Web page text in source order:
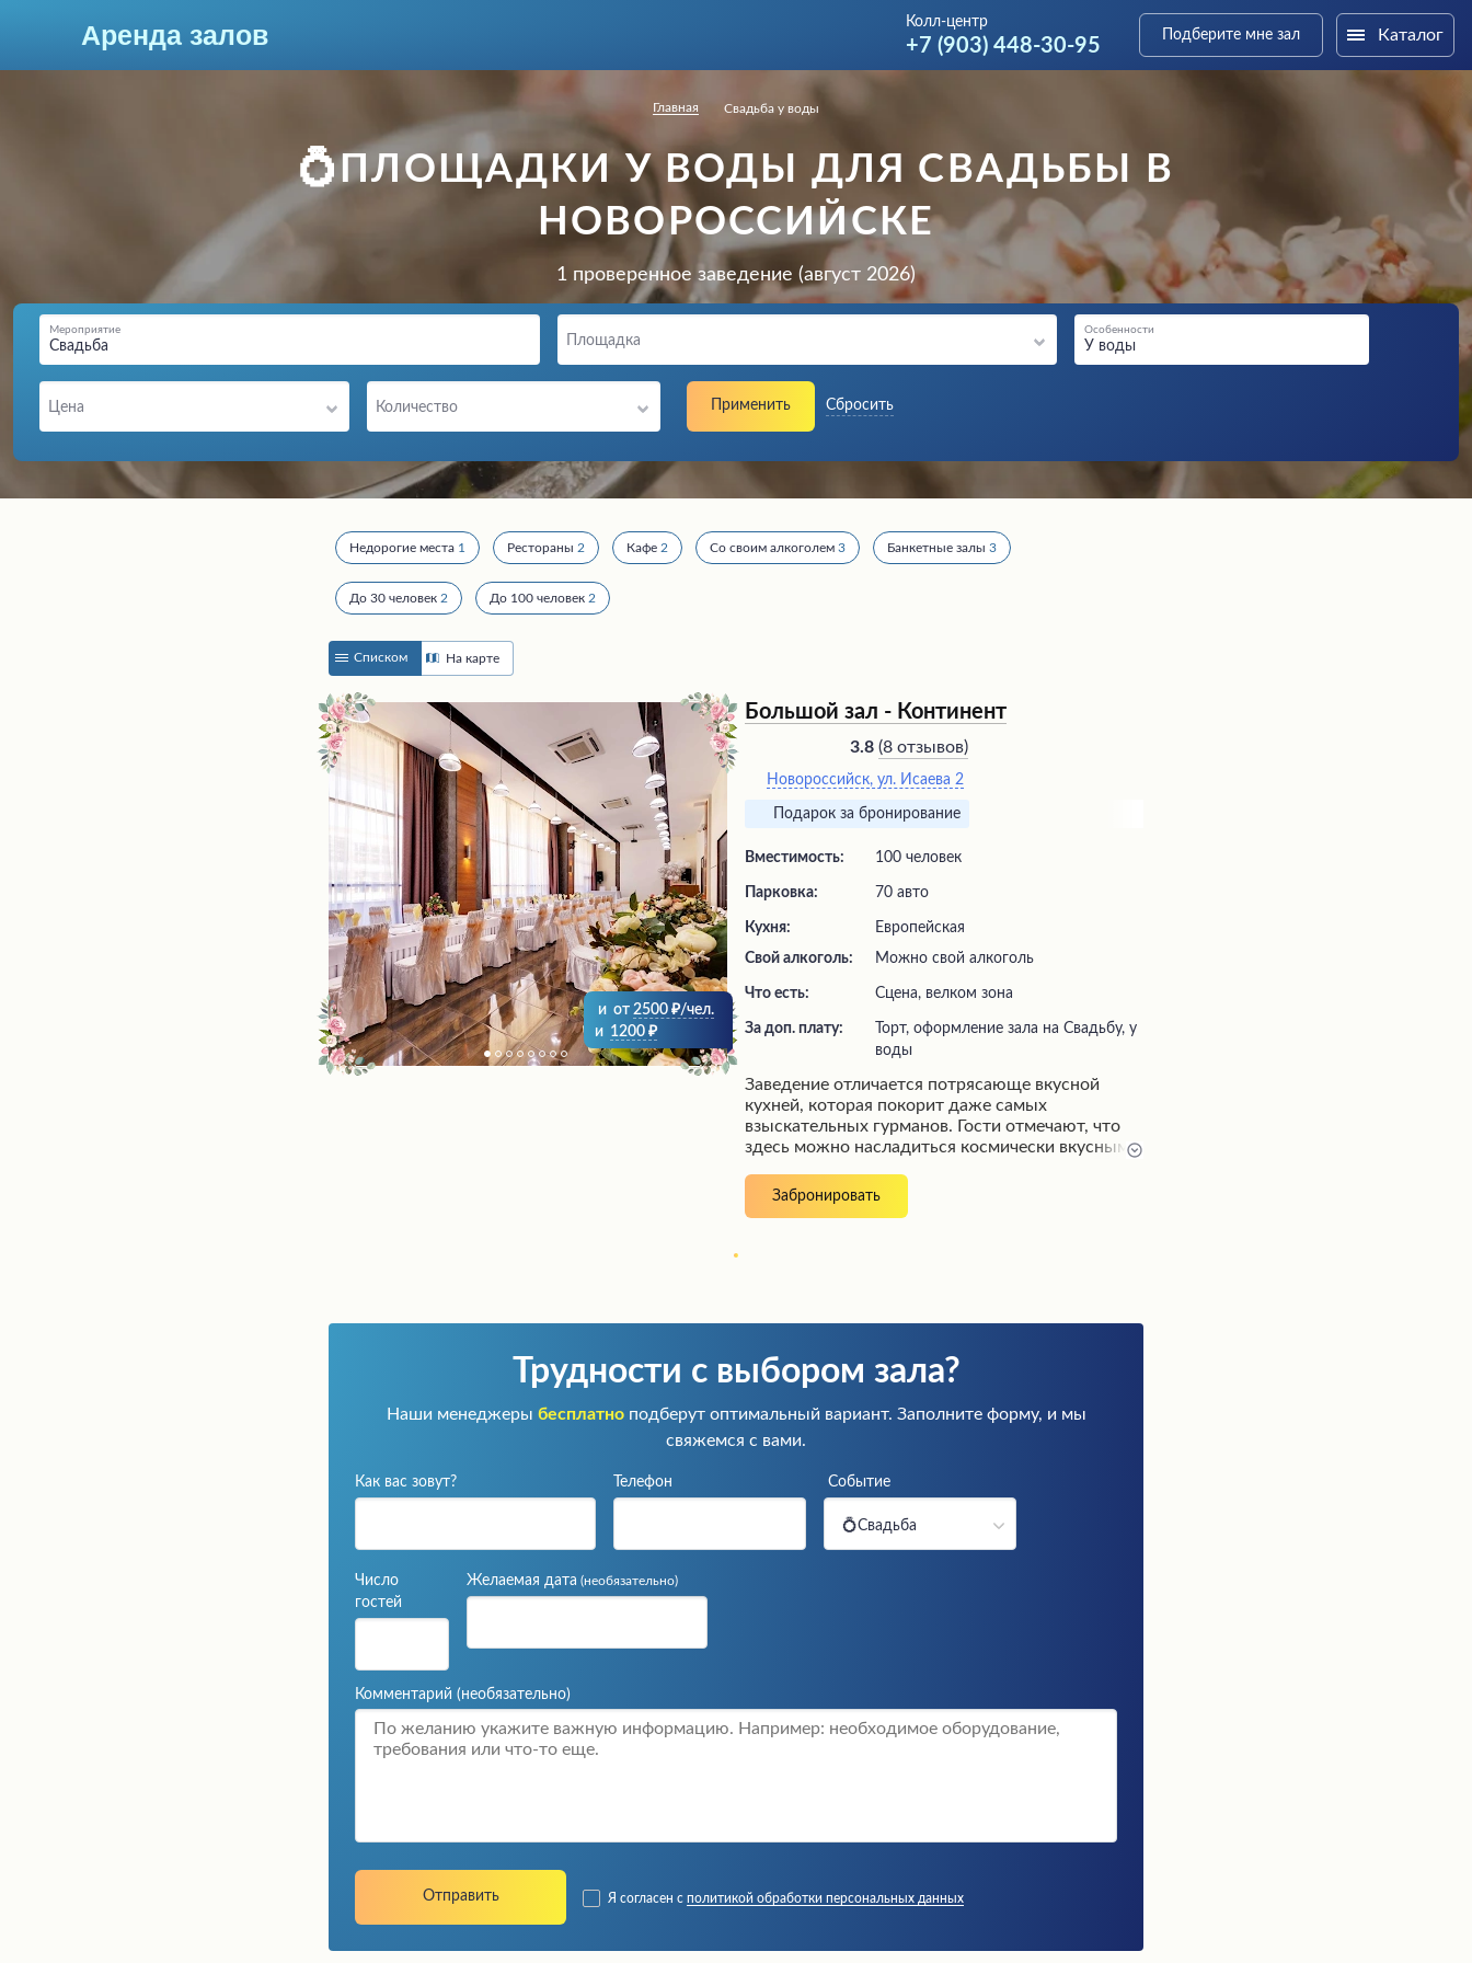
Аренда залов
Новороссийск
Колл-центр
+7 (903) 448-30-95
Подберите мне зал
Колл-центр
+7 (903) 448-30-95 Подберите мне зал Каталог
Главная Свадьба у воды
💍ПЛОЩАДКИ У ВОДЫ ДЛЯ СВАДЬБЫ В
НОВОРОССИЙСКЕ
1 проверенное заведение (август 2026)
Свадьба
Мероприятие
Площадка У воды
Особенности
Цена Количество Применить Сбросить
Недорогие места 1 Рестораны 2 Кафе 2 Со своим алкоголем 3 Банкетные залы 3
До 30 человек 2 До 100 человек 2
Списком На карте
и от 2500
/чел.
и 1200
Большой зал - Континент
3.8 (8 отзывов)
Новороссийск, ул. Исаева 2
Подарок за бронирование
Вместимость: 100 человек
Парковка: 70 авто
Кухня:
Европейская
Свой алкоголь:
Можно свой алкоголь
Что есть: сцена, велком зона
За доп. плату:
торт, оформление зала на Свадьбу, у
воды
Заведение отличается потрясающе вкусной
кухней, которая покорит даже самых
взыскательных гурманов. Гости отмечают, что
здесь можно насладиться космически вкусными
Внимательный и вежливый персонал создает
атмосферу гостеприимства, а дополнительные
кулинарного искусства.
Забронировать
Трудности с выбором зала?
Наши менеджеры бесплатноподберут оптимальный вариант. Заполните форму, и мы
свяжемся с вами.
Как вас зовут? Телефон Событие
💍Свадьба
Число
гостей
Желаемая дата (необязательно)
Комментарий (необязательно)
Я согласен с политикой обработки персональных данных